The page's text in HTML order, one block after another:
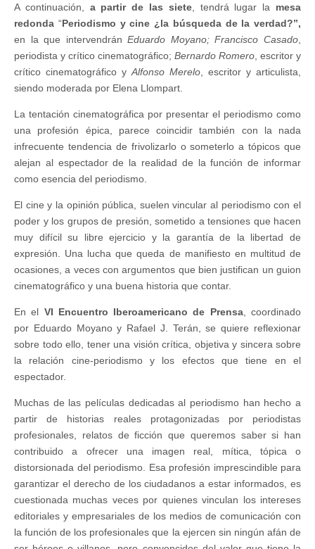
A continuación, a partir de las siete, tendrá lugar la mesa
redonda “Periodismo y cine ¿la búsqueda de la verdad?”,
en la que intervendránEduardo Moyano; Francisco Casado
periodista y crítico cinematográfico; Bernardo Romero , escritor y
crítico cinematográfico y Alfonso Merelo , escritor y articulista,
siendo moderada por Elena Llompart.
La tentación cinematográfica por presentar el periodismo como
una profesión épica, parece coincidir también con la nada
infrecuente tendencia de frivolizarlo o someterlo a tópicos que
alejan al espectador de la realidad de la función de informar
como esencia del periodismo.
El cine y la opinión pública, suelen vincular al periodismo con el
poder y los grupos de presión, sometido a tensiones que hacen
muy difícil su libre ejercicio y la garantía de la libertad de
expresión. Una lucha que queda de manifiesto en multitud de
ocasiones, a veces con argumentos que bien justifican un guion
cinematográfico y una buena historia que contar.
En el VI Encuentro Iberoamericano de Prensa, coordinado
por Eduardo Moyano y Rafael J. Terán, se quiere reflexionar
sobre todo ello, tener una visión crítica, objetiva y sincera sobre
la relación cine-periodismo y los efectos que tiene en el
espectador.
Muchas de las películas dedicadas al periodismo han hecho a
partir de historias reales protagonizadas por periodistas
profesionales, relatos de ficción que queremos saber si han
contribuido a ofrecer una imagen real, mítica, tópica o
distorsionada del periodismo. Esa profesión imprescindible para
garantizar el derecho de los ciudadanos a estar informados, es
cuestionada muchas veces por quienes vinculan los intereses
editoriales y empresariales de los medios de comunicación con
la función de los profesionales que la ejercen sin ningún afán de